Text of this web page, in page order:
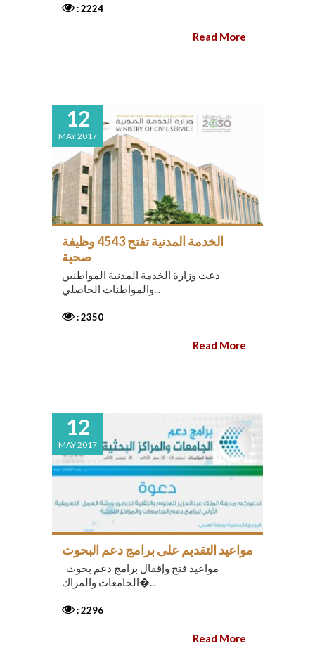
: 2224
Read More
12
MAY 2017
الخدمة المدنية تفتح 4543 وظيفة
صحية
دعت وزارة الخدمة المدنية المواطنين
والمواطنات الحاصلي...
: 2350
Read More
12
MAY 2017
مواعيد التقديم على برامج دعم البحوث
الجامعات والمراك�...
: 2296
Read More